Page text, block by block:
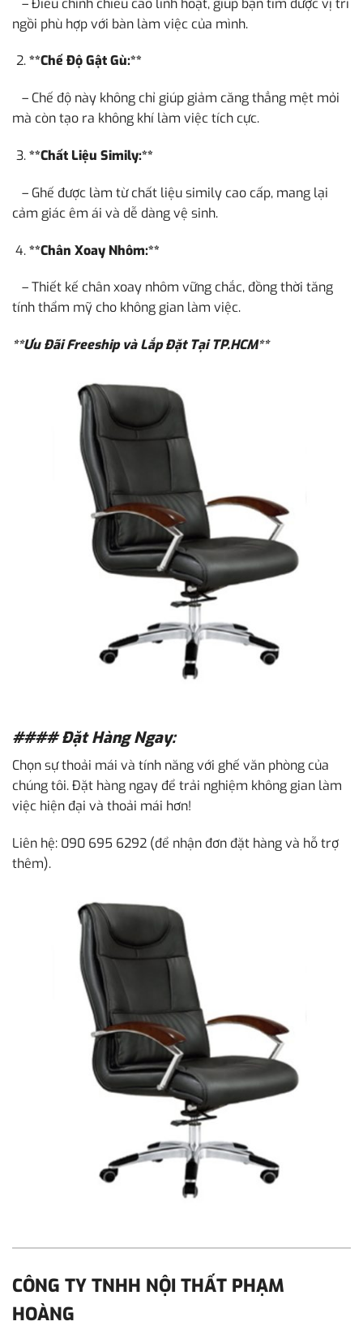
ngồi phù hợp với bàn làm việc của mình.
**Chế Độ Gật Gù:**
– Chế độ này không chỉ giúp giảm căng thẳng mệt mỏi
mà còn tạo ra không khí làm việc tích cực.
**Chất Liệu Simily:**
– Ghế được làm từ chất liệu simily cao cấp, mang lại
cảm giác êm ái và dễ dàng vệ sinh.
**Chân Xoay Nhôm:**
– Thiết kế chân xoay nhôm vững chắc, đồng thời tăng
tính thẩm mỹ cho không gian làm việc.
**Ưu Đãi Freeship và Lắp Đặt Tại TP.HCM**
#### Đặt Hàng Ngay:
Chọn sự thoải mái và tính năng với ghế văn phòng của
chúng tôi. Đặt hàng ngay để trải nghiệm không gian làm
việc hiện đại và thoải mái hơn!
Liên hệ: 090 695 6292 (để nhận đơn đặt hàng và hỗ trợ
thêm).
CÔNG TY TNHH NỘI THẤT PHẠM
HOÀNG